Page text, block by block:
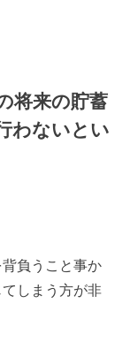
将来の貯蓄
わないとい
負うこと事か
しまう方が非